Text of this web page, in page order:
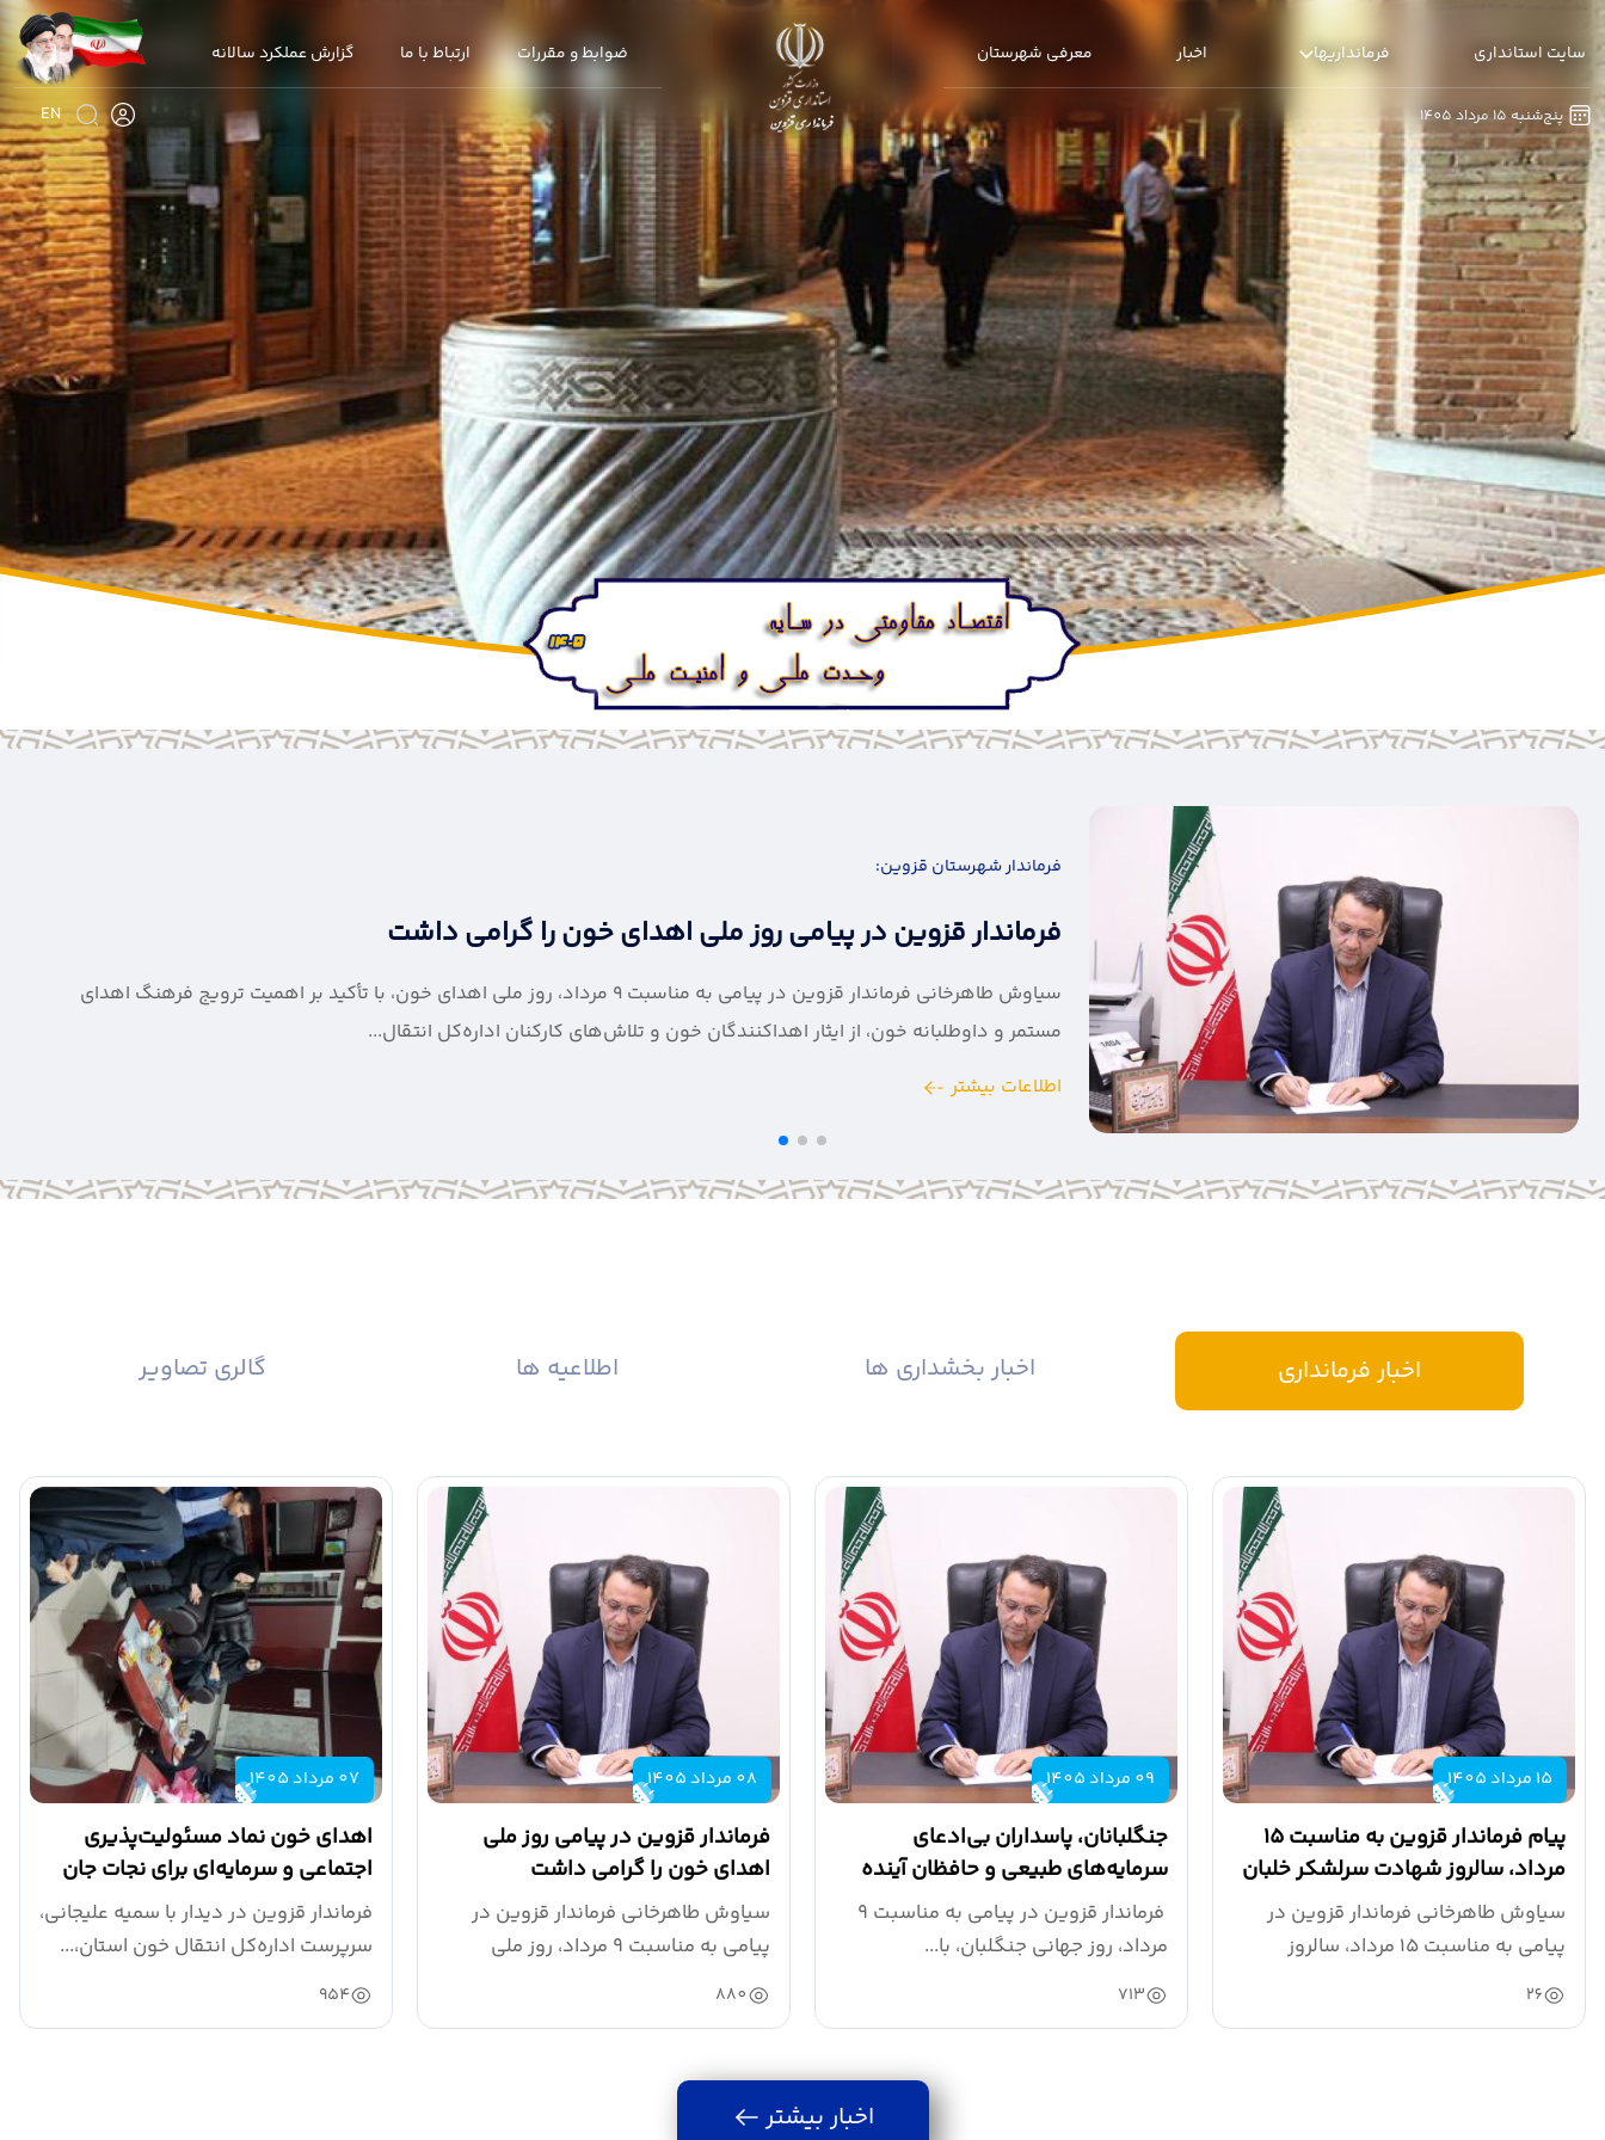
سایت استانداری فرمانداریها اخبار معرفی شهرستان ضوابط و مقررات ارتباط با ما گزارش عملکرد سالانه
EN پنج‌شنبه 15 مرداد 1405
استانداری قزوین - فرمانداری قزوین
فرماندار شهرستان قزوین:
پیام فرماندار قزوین به مناسبت ۱۵ مرداد، سالروز شهادت سرلشکر خلبان شهید عباس
بابایی
گرامیداشت یاد و خاطره این فرمانده پرافتخار، وی را نماد ایمان، اخلاص، شجاعت و خدمت صادقانه...
اخبار فرمانداری اخبار بخشداری ها اطلاعیه ها گالری تصاویر
15 مرداد 1405
پیام فرماندار قزوین به مناسبت ۱۵
مرداد، سالروز شهادت سرلشکر خلبان
شهید عباس...
سیاوش طاهرخانی فرماندار قزوین در
پیامی به مناسبت ۱۵ مرداد، سالروز
شهادت...
26
09 مرداد 1405
جنگلبانان، پاسداران بی‌ادعای
سرمایه‌های طبیعی و حافظان آینده
سرزمین هستند
فرماندار قزوین در پیامی به مناسبت ۹
مرداد، روز جهانی جنگلبان، با...
713
08 مرداد 1405
فرماندار قزوین در پیامی روز ملی
اهدای خون را گرامی داشت
سیاوش طاهرخانی فرماندار قزوین در
پیامی به مناسبت ۹ مرداد، روز ملی
اهدای خون،...
880
07 مرداد 1405
اهدای خون نماد مسئولیت‌پذیری
اجتماعی و سرمایه‌ای برای نجات جان
انسان‌ها است
فرماندار قزوین در دیدار با سمیه علیجانی،
سرپرست اداره‌کل انتقال خون استان،...
954
اخبار بیشتر